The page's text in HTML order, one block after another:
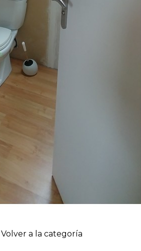
Volver a la categoría